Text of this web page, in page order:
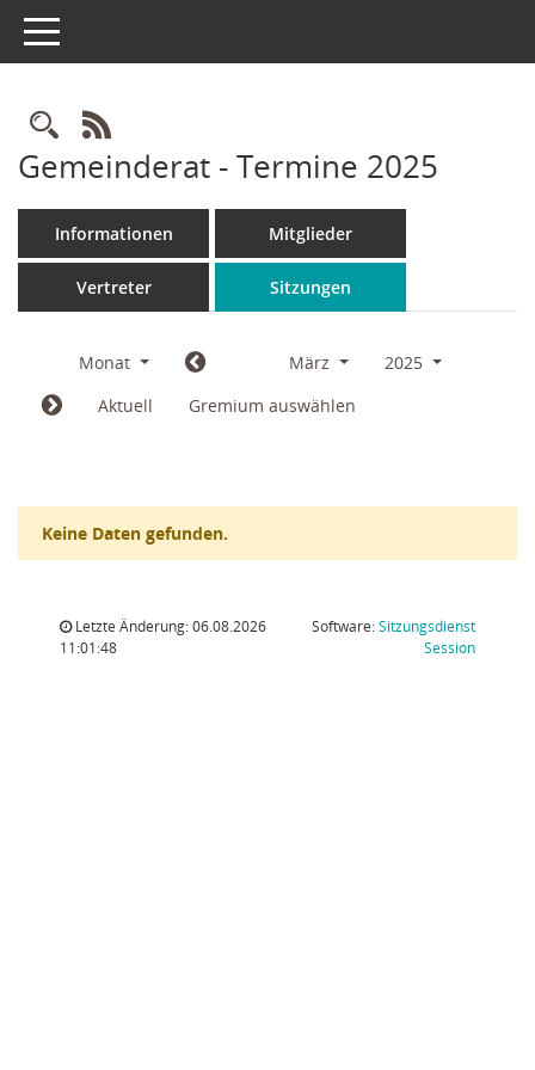
Toggle navigation
Rechercheauswahl
RSS-Feed
Gemeinderat - Termine 2025
Informationen Mitglieder
Vertreter Sitzungen
Monat März
2025
Aktuell
Gremium auswählen
Keine Daten gefunden.
Letzte Änderung: 06.08.2026
11:01:48
Software:Sitzungsdienst
Session(Wird in